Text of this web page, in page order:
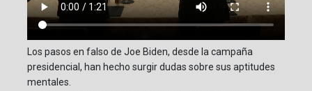
Los pasos en falso de Joe Biden, desde la campaña
presidencial, han hecho surgir dudas sobre sus aptitudes
mentales.